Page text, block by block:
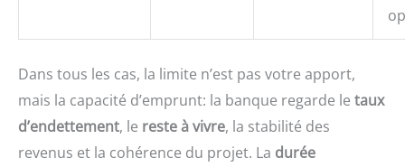
Dans tous les cas, la limite n’est pas votre apport,
mais la capacité d’emprunt: la banque regarde le taux
d’endettement, le reste à vivre, la stabilité des
revenus et la cohérence du projet. La durée